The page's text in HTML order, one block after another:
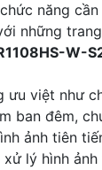
năng
những
W-
ưu việt như
ban đêm,
ảnh tiên
lý hình ảnh